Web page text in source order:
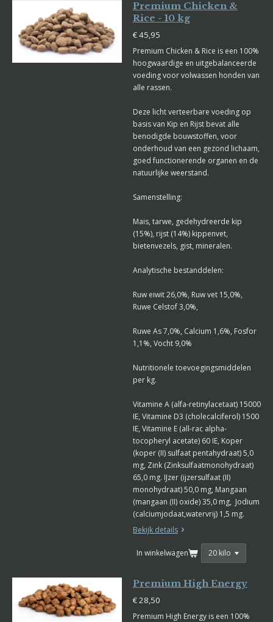
Premium Chicken &
Rice - 10 kg
€ 45,95
Premium Chicken & Rice is een 100%
hoogwaardige en uitgebalanceerde
voeding voor volwassen honden van
alle rassen.
Deze licht verteerbare voeding op
basis van Kip en Rijst bevat alle
benodigde bouwstoffen, voor
onderhoud van een gezond lichaam,
goed functionerende organen en de
natuurlijke weerstand.
Samenstelling:
Mais, tarwe, gedehydreerde kip
(15%), rijst (14%) kippenvet,
bietenvezels, gist, mineralen.
Analytische bestanddelen:
Ruw eiwit 26,0%, Ruw vet 15,0%,
Ruwe Celstof 3,0%,
Ruwe As 7,0%, Calcium 1,6%, Fosfor
1,1%, Vocht 9,0%
Nutritionele toevoegingsmiddelen
per kg.
Vitamine A (alfa-retinylacetaat) 15000
IE, Vitamine D3 (cholecalciferol) 1500
IE, Vitamine E (all-rac alpha-
tocopheryl acetate) 60 IE, Koper
(koper (II) sulfaat pentahydraat) 5,0
mg, Zink (Zinksulfaatmonohydraat)
65,0 mg. IJzer (ijzersulfaat (II)
monohydraat) 50,0 mg, Mangaan
(mangaan (II) oxide) 35,0 mg, Jodium
(calciumjodaat,watervrij) 1,5 mg.
Bekijk details
In winkelwagen
Premium High Energy
€ 28,50
Premium High Energy is een 100%